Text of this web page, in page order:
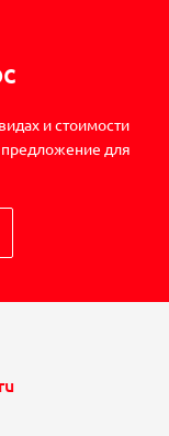
и стоимости
предложение для